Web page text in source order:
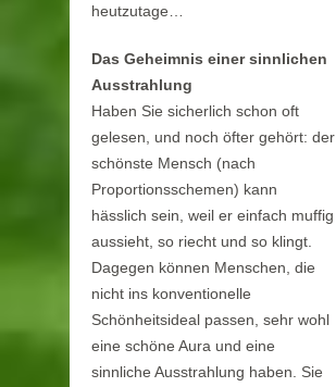
heutzutage…
Das Geheimnis einer sinnlichen
Ausstrahlung
Haben Sie sicherlich schon oft
gelesen, und noch öfter gehört: der
schönste Mensch (nach
Proportionsschemen) kann
hässlich sein, weil er einfach muffig
aussieht, so riecht und so klingt.
Dagegen können Menschen, die
nicht ins konventionelle
Schönheitsideal passen, sehr wohl
eine schöne Aura und eine
sinnliche Ausstrahlung haben. Sie